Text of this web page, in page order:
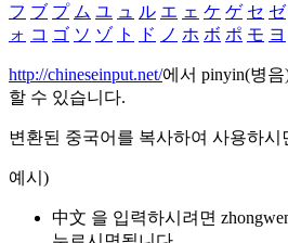
フ ブ プ ム ユ ュ ル エ ェ ケ ゲ セ ゼ
ォ コ ゴ ソ ゾ ト ド ノ ホ ボ ポ モ ヨ
http://chineseinput.net/에서 pinyin(병
할 수 있습니다.
변환된 중국어를 복사하여 사용하시
예시)
中文 을 입력하시려면